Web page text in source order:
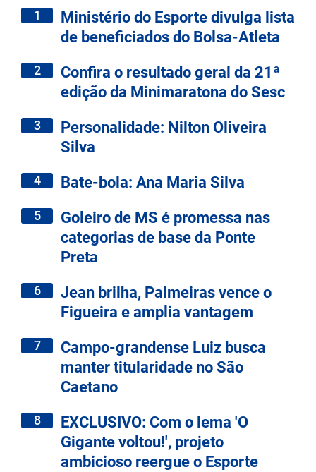
1
Ministério do Esporte divulga lista
de beneficiados do Bolsa-Atleta
2
Confira o resultado geral da 21ª
edição da Minimaratona do Sesc
3
Personalidade: Nilton Oliveira
Silva
4 Bate-bola: Ana Maria Silva
5
Goleiro de MS é promessa nas
categorias de base da Ponte
Preta
6
Jean brilha, Palmeiras vence o
Figueira e amplia vantagem
7
Campo-grandense Luiz busca
manter titularidade no São
Caetano
8
EXCLUSIVO: Com o lema 'O
Gigante voltou!', projeto
ambicioso reergue o Esporte